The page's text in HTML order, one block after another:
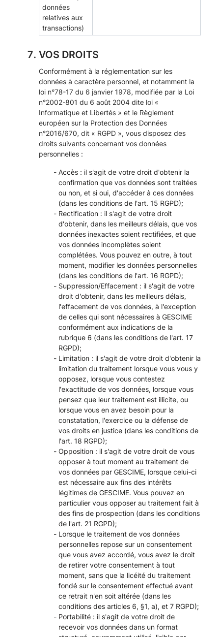
données
relatives aux
transactions)
VOS DROITS
Conformément à la réglementation sur les
données à caractère personnel, et notamment la
loi n°78-17 du 6 janvier 1978, modifiée par la Loi
n°2002-801 du 6 août 2004 dite loi «
Informatique et Libertés » et le Règlement
européen sur la Protection des Données
n°2016/670, dit « RGPD », vous disposez des
droits suivants concernant vos données
personnelles :
Accès : il s'agit de votre droit d'obtenir la
confirmation que vos données sont traitées
ou non, et si oui, d'accéder à ces données
(dans les conditions de l'art. 15 RGPD);
Rectification : il s'agit de votre droit
d'obtenir, dans les meilleurs délais, que vos
données inexactes soient rectifiées, et que
vos données incomplètes soient
complétées. Vous pouvez en outre, à tout
moment, modifier les données personnelles
(dans les conditions de l'art. 16 RGPD);
Suppression/Effacement : il s'agit de votre
droit d'obtenir, dans les meilleurs délais,
l'effacement de vos données, à l'exception
de celles qui sont nécessaires à GESCIME
conformément aux indications de la
rubrique 6 (dans les conditions de l'art. 17
RGPD);
Limitation : il s'agit de votre droit d'obtenir la
limitation du traitement lorsque vous vous y
opposez, lorsque vous contestez
l'exactitude de vos données, lorsque vous
pensez que leur traitement est illicite, ou
lorsque vous en avez besoin pour la
constatation, l'exercice ou la défense de
vos droits en justice (dans les conditions de
l'art. 18 RGPD);
Opposition : il s'agit de votre droit de vous
opposer à tout moment au traitement de
vos données par GESCIME, lorsque celui-ci
est nécessaire aux fins des intérêts
légitimes de GESCIME. Vous pouvez en
particulier vous opposer au traitement fait à
des fins de prospection (dans les conditions
de l'art. 21 RGPD);
Lorsque le traitement de vos données
personnelles repose sur un consentement
que vous avez accordé, vous avez le droit
de retirer votre consentement à tout
moment, sans que la licéité du traitement
fondé sur le consentement effectué avant
ce retrait n'en soit altérée (dans les
conditions des articles 6, §1, a), et 7 RGPD);
Portabilité : il s'agit de votre droit de
recevoir vos données dans un format